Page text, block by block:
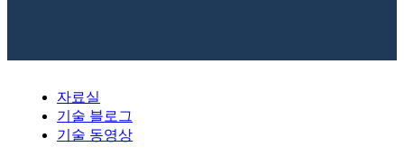
자료실
기술 블로그
기술 동영상